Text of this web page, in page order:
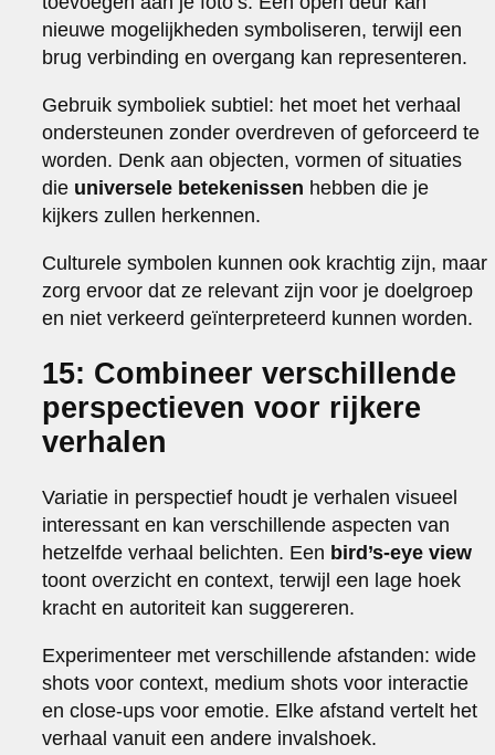
nieuwe mogelijkheden symboliseren, terwijl een
brug verbinding en overgang kan representeren.
Gebruik symboliek subtiel: het moet het verhaal
ondersteunen zonder overdreven of geforceerd te
worden. Denk aan objecten, vormen of situaties
die universele betekenissen hebben die je
kijkers zullen herkennen.
Culturele symbolen kunnen ook krachtig zijn, maar
zorg ervoor dat ze relevant zijn voor je doelgroep
en niet verkeerd geïnterpreteerd kunnen worden.
15: Combineer verschillende
perspectieven voor rijkere
verhalen
Variatie in perspectief houdt je verhalen visueel
interessant en kan verschillende aspecten van
hetzelfde verhaal belichten. Een bird’s-eye view
toont overzicht en context, terwijl een lage hoek
kracht en autoriteit kan suggereren.
Experimenteer met verschillende afstanden: wide
shots voor context, medium shots voor interactie
en close-ups voor emotie. Elke afstand vertelt het
verhaal vanuit een andere invalshoek.